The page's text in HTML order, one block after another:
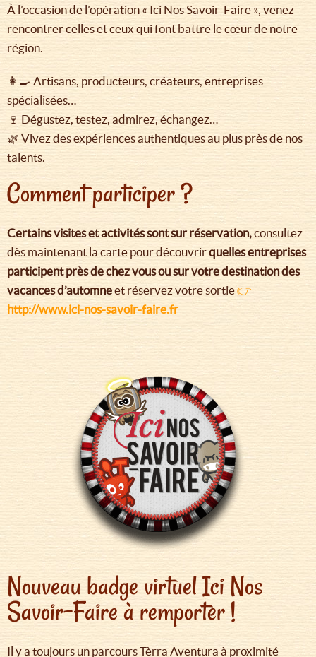
À l’occasion de l’opération « Ici Nos Savoir-Faire », venez
rencontrer celles et ceux qui font battre le cœur de notre
région.
👩‍🍳 Artisans, producteurs, créateurs, entreprises
spécialisées…
🍷 Dégustez, testez, admirez, échangez…
🌿 Vivez des expériences authentiques au plus près de nos
talents.
Comment participer ?
Certains visites et activités sont sur réservation, consultez
dès maintenant la carte pour découvrirquelles entreprises
participent près de chez vous ou sur votre destination des
vacances d’automneet réservez votre sortie👉
http://www.ici-nos-savoir-faire.fr
Nouveau badge virtuel Ici Nos
Savoir-Faire à remporter !
Il y a toujours un parcours Tèrra Aventura à proximité